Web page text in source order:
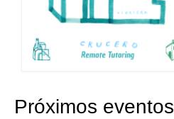
Próximos eventos